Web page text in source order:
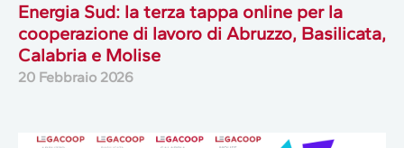
Energia Sud: la terza tappa online per la
cooperazione di lavoro di Abruzzo, Basilicata,
Calabria e Molise
20 Febbraio 2026